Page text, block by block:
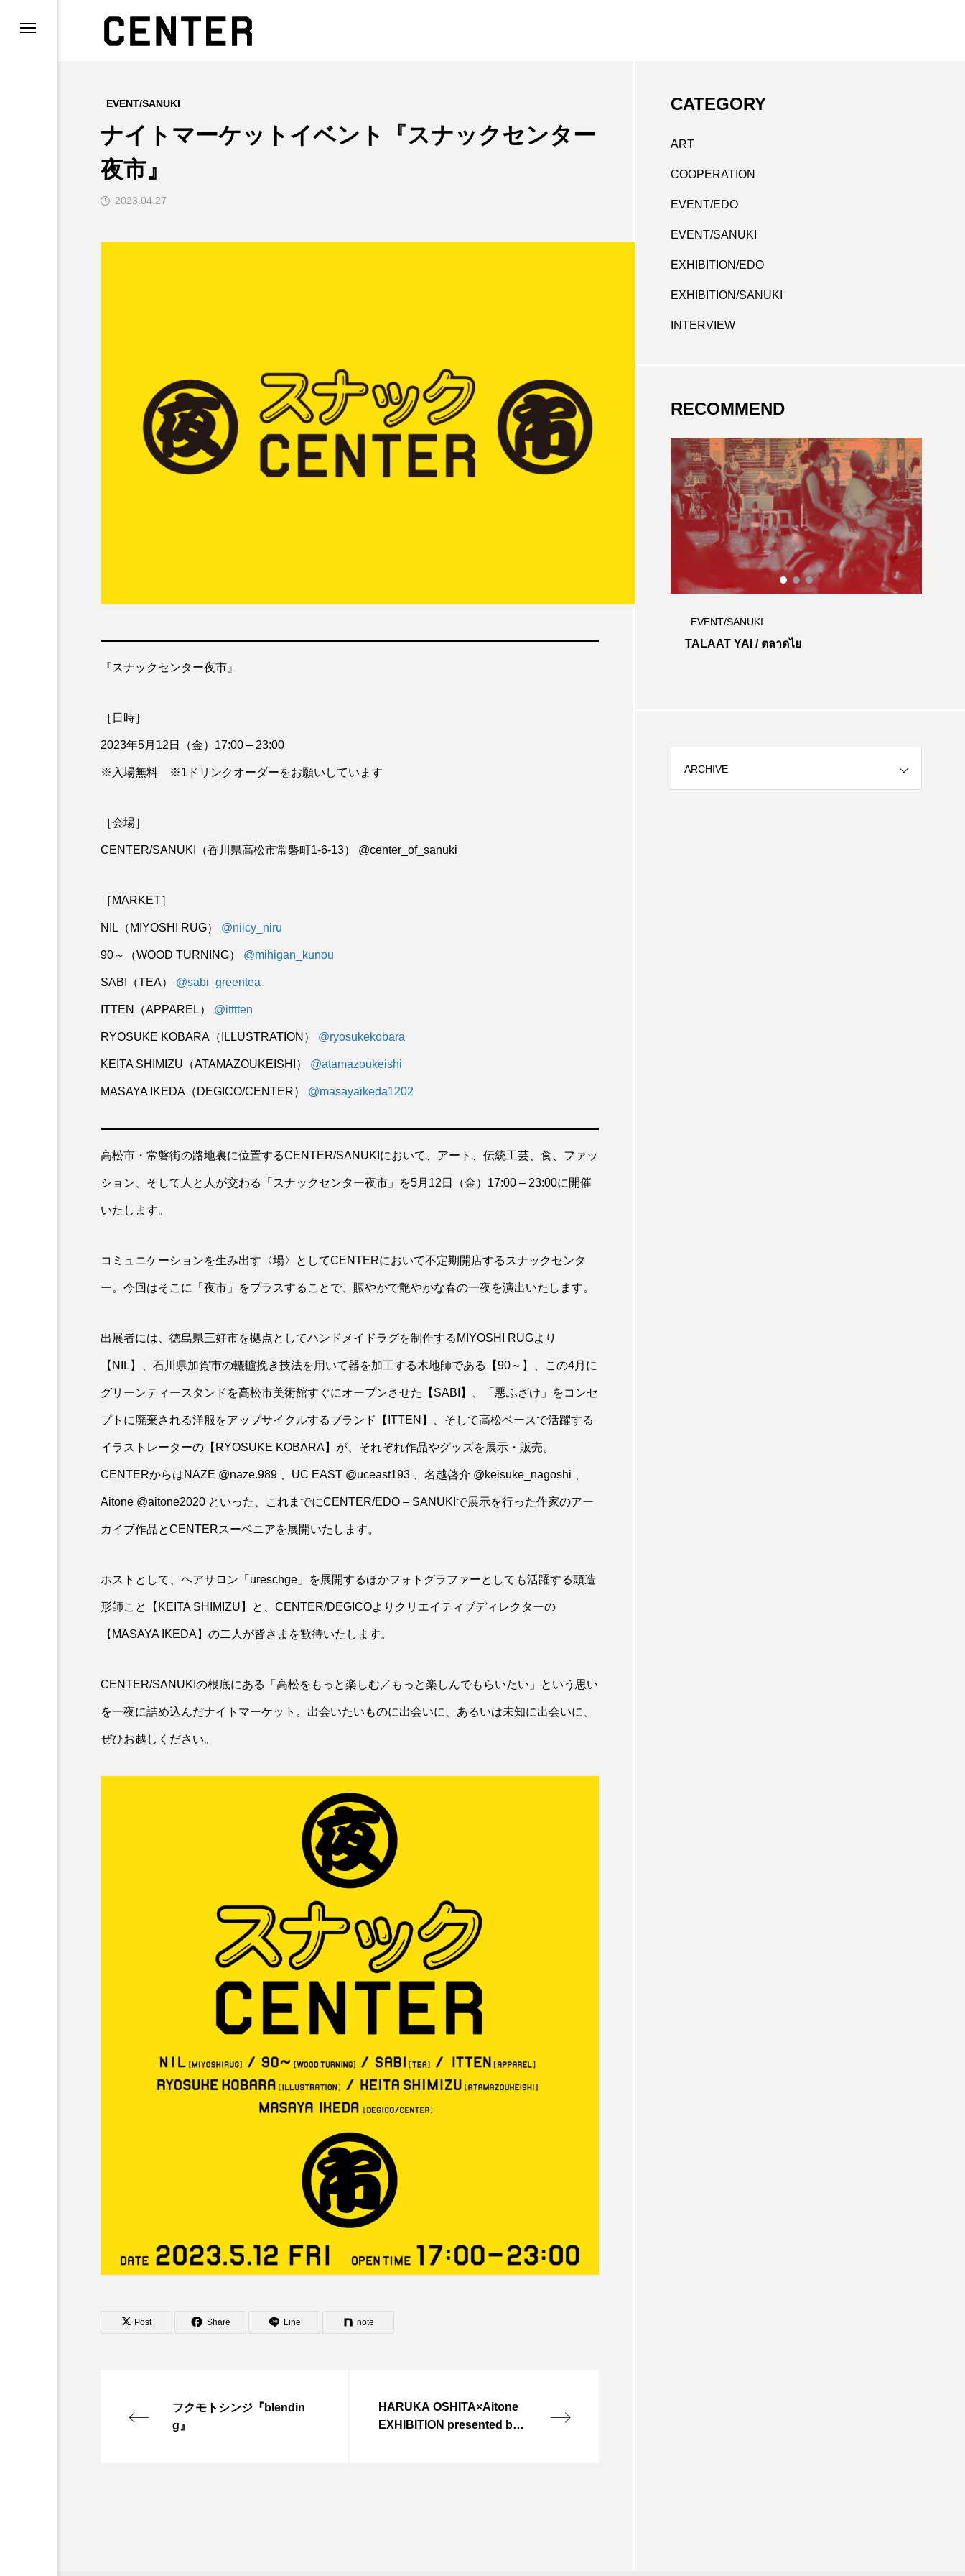
EVENT/SANUKI
ナイトマーケットイベント『スナックセンター
夜市』
2023.04.27
『スナックセンター夜市』
［日時］
2023年5月12日（金）17:00 – 23:00
※入場無料 ※1ドリンクオーダーをお願いしています
［会場］
CENTER/SANUKI（香川県高松市常磐町1-6-13） @center_of_sanuki
［MARKET］
NIL（MIYOSHI RUG） @nilcy_niru
90～（WOOD TURNING） @mihigan_kunou
SABI（TEA） @sabi_greentea
ITTEN（APPAREL） @itttten
RYOSUKE KOBARA（ILLUSTRATION） @ryosukekobara
KEITA SHIMIZU（ATAMAZOUKEISHI） @atamazoukeishi
MASAYA IKEDA（DEGICO/CENTER） @masayaikeda1202
高松市・常磐街の路地裏に位置するCENTER/SANUKIにおいて、アート、伝統工芸、食、ファッ
ション、そして人と人が交わる「スナックセンター夜市」を5月12日（金）17:00 – 23:00に開催
いたします。
コミュニケーションを生み出す〈場〉としてCENTERにおいて不定期開店するスナックセンタ
ー。今回はそこに「夜市」をプラスすることで、賑やかで艶やかな春の一夜を演出いたします。
出展者には、徳島県三好市を拠点としてハンドメイドラグを制作するMIYOSHI RUGより
【NIL】、石川県加賀市の轆轤挽き技法を用いて器を加工する木地師である【90～】、この4月に
グリーンティースタンドを高松市美術館すぐにオープンさせた【SABI】、「悪ふざけ」をコンセ
プトに廃棄される洋服をアップサイクルするブランド【ITTEN】、そして高松ベースで活躍する
イラストレーターの【RYOSUKE KOBARA】が、それぞれ作品やグッズを展示・販売。
CENTERからはNAZE @naze.989 、UC EAST @uceast193 、名越啓介 @keisuke_nagoshi 、
Aitone @aitone2020 といった、これまでにCENTER/EDO – SANUKIで展示を行った作家のアー
カイブ作品とCENTERスーベニアを展開いたします。
ホストとして、ヘアサロン「ureschge」を展開するほかフォトグラファーとしても活躍する頭造
形師こと【KEITA SHIMIZU】と、CENTER/DEGICOよりクリエイティブディレクターの
【MASAYA IKEDA】の二人が皆さまを歓待いたします。
CENTER/SANUKIの根底にある「高松をもっと楽しむ／もっと楽しんでもらいたい」という思い
を一夜に詰め込んだナイトマーケット。出会いたいものに出会いに、あるいは未知に出会いに、
ぜひお越しください。
Post Share Line note
フクモトシンジ『blendin
g』
HARUKA OSHITA×Aitone
EXHIBITION presented by
CATEGORY
ART
COOPERATION
EVENT/EDO
EVENT/SANUKI
EXHIBITION/EDO
EXHIBITION/SANUKI
INTERVIEW
RECOMMEND
楽市 -ART BAZAAR & MUSIC- TALAAT YAI / ตลาดไย
EXHIBITION/SANUKI
まつとしきかば今はちあわせ
ARCHIVE